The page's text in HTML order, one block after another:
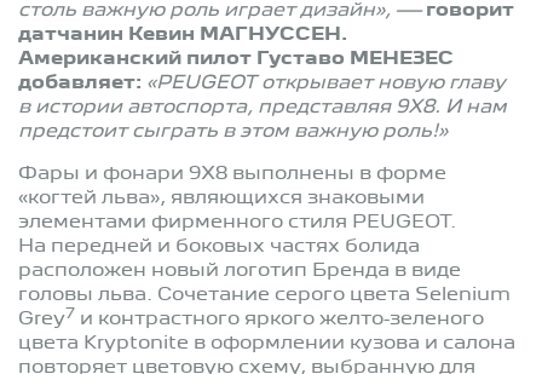
столь важную роль играет дизайн», — говорит
датчанин Кевин МАГНУССЕН.
Американский пилот Густаво МЕНЕЗЕС
добавляет: «PEUGEOT открывает новую главу
в истории автоспорта, представляя 9X8. И нам
предстоит сыграть в этом важную роль!»
Фары и фонари 9X8 выполнены в форме
«когтей льва», являющихся знаковыми
элементами фирменного стиля PEUGEOT.
На передней и боковых частях болида
расположен новый логотип Бренда в виде
головы льва. Сочетание серого цвета Selenium
Grey 7 и контрастного яркого желто-зеленого
цвета Kryptonite в оформлении кузова и салона
повторяет цветовую схему, выбранную для